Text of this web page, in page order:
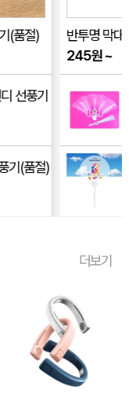
(품절)
선풍기
기(품절)
반투명 막
245원~
더보기